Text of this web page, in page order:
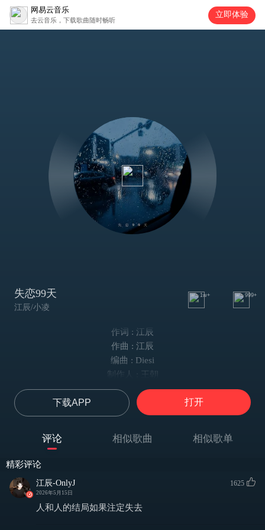
网易云音乐
去云音乐，下载歌曲随时畅听
立即体验
失恋99天
江辰/小凌
1w+ 999+
作词 : 江辰
作曲 : 江辰
编曲 : Diesi
制作人 : 王朝
混音 : 刘城函
你不会心疼我流泪的眼睛
每一滴落下的时候都很想你
这一整个夏天都没有好天气
我讨厌这场景（闭上眼就会有你像某种特殊反应）
下载APP 打开
评论 相似歌曲 相似歌单
精彩评论
江辰-OnlyJ
2026年5月15日
1625
人和人的结局如果注定失去